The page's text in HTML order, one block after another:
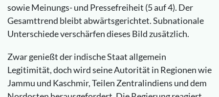
sowie Meinungs- und Pressefreiheit (5 auf 4). Der
Gesamttrend bleibt abwärtsgerichtet. Subnationale
Unterschiede verschärfen dieses Bild zusätzlich.
Zwar genießt der indische Staat allgemein
Legitimität, doch wird seine Autorität in Regionen wie
Jammu und Kaschmir, Teilen Zentralindiens und dem